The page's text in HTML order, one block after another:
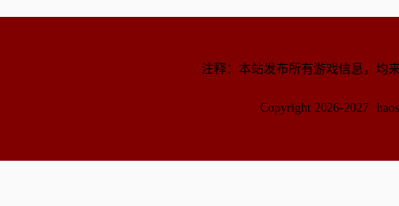
注释：本站发布所有游戏信息，均
Copyright 2026-2027